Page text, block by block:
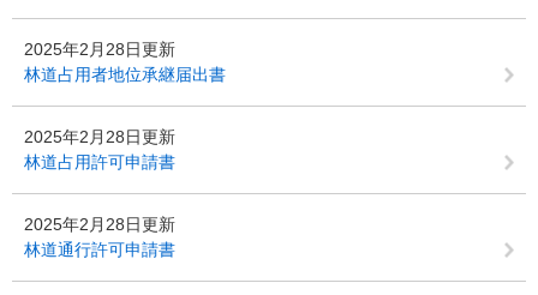
2025年2月28日更新
林道占用者地位承継届出書
2025年2月28日更新
林道占用許可申請書
2025年2月28日更新
林道通行許可申請書